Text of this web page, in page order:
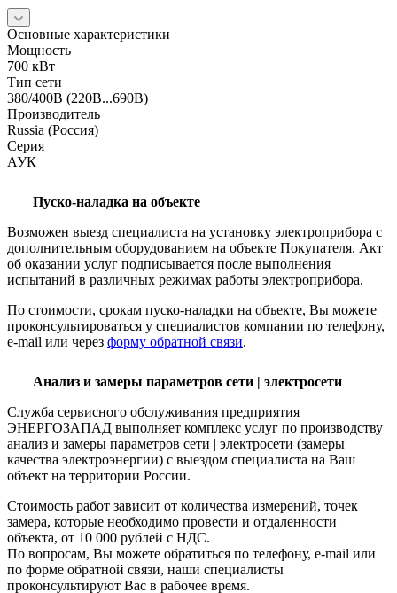
Основные характеристики
Мощность
700 кВт
Тип сети
380/400В (220В...690В)
Производитель
Russia (Россия)
Серия
АУК
Пуско-наладка на объекте
Возможен выезд специалиста на установку электроприбора с
дополнительным оборудованием на объекте Покупателя. Акт
об оказании услуг подписывается после выполнения
испытаний в различных режимах работы электроприбора.
По стоимости, срокам пуско-наладки на объекте, Вы можете
проконсультироваться у специалистов компании по телефону,
e-mail или через форму обратной связи.
Анализ и замеры параметров сети | электросети
Служба сервисного обслуживания предприятия
ЭНЕРГОЗАПАД выполняет комплекс услуг по производству
анализ и замеры параметров сети | электросети (замеры
качества электроэнергии) с выездом специалиста на Ваш
объект на территории России.
Стоимость работ зависит от количества измерений, точек
замера, которые необходимо провести и отдаленности
объекта, от 10 000 рублей с НДС.
По вопросам, Вы можете обратиться по телефону, e-mail или
по форме обратной связи, наши специалисты
проконсультируют Вас в рабочее время.